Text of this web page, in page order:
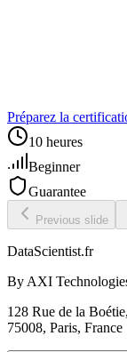
Préparez la
10 heures
Beginner
Guarantee
Previous slide
DataScientist.fr
By AXI
128 Rue de la Boétie,
75008, Paris, France